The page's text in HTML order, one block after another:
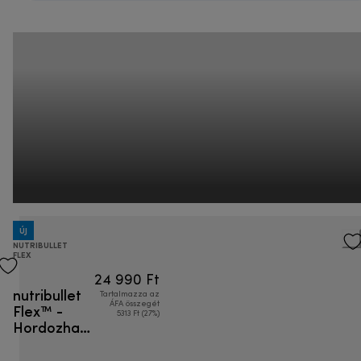
ÚJ
NUTRIBULLET
FLEX
nutribullet
Flex™ -
Hordozható
24 990 Ft
Tartalmazza az
ÁFA összegét
5313 Ft (27%)